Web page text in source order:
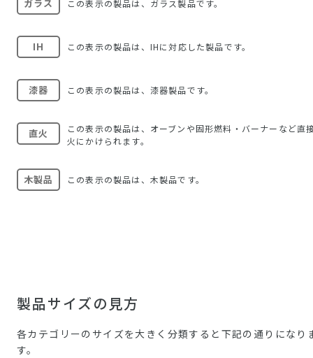
ガラス この表示の製品は、ガラス製品です。
IH この表示の製品は、IHに対応した製品です。
漆器 この表示の製品は、漆器製品です。
直火
この表示の製品は、オーブンや固形燃料・バーナーなど直
火にかけられます。
木製品 この表示の製品は、木製品です。
製品サイズの見方
各カテゴリーのサイズを大きく分類すると下記の通りになり
す。